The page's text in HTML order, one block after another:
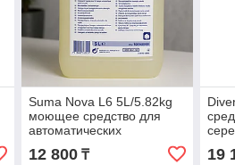
Suma Nova L6 5L/5.82kg
моющее средство для
автоматических
посудомоечных машин
12 800₸ 19